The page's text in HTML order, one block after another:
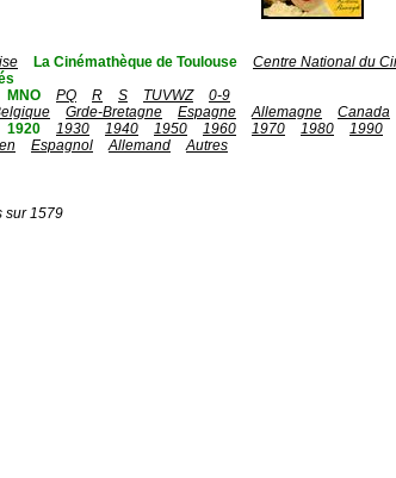
La Cinémathèque de Toulouse
Centre National du
MNO PQ R S TUVWZ
0-9
Grde-Bretagne Espagne Allemagne Canada
1920 1930 1940 1950 1960 1970 1980 1990
Espagnol Allemand
Autres
sur 1579